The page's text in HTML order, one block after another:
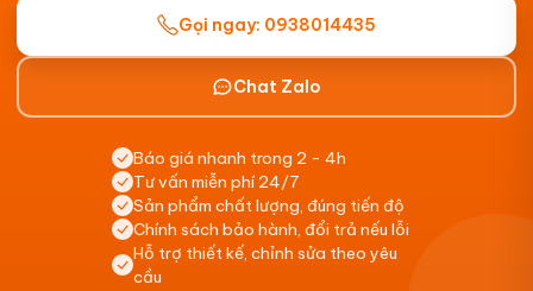
Gọi ngay: 0938014435
Chat Zalo
Báo giá nhanh trong 2 - 4h
Tư vấn miễn phí 24/7
Sản phẩm chất lượng, đúng tiến độ
Chính sách bảo hành, đổi trả nếu lỗi
Hỗ trợ thiết kế, chỉnh sửa theo yêu
cầu